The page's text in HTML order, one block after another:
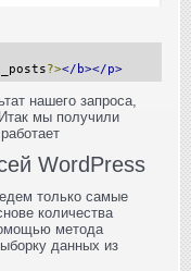
?></b></p>
нашего запроса,
мы получили
WordPress
только самые
количества
метода
данных из